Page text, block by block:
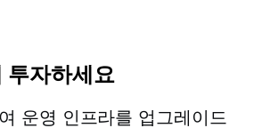
투자하세요
운영 인프라를 업그레이드